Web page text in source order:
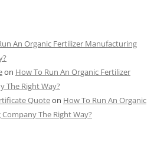
An Organic Fertilizer Manufacturing
on How To Run An Organic Fertilizer
The Right Way?
Quoteon How To Run An Organic
The Right Way?